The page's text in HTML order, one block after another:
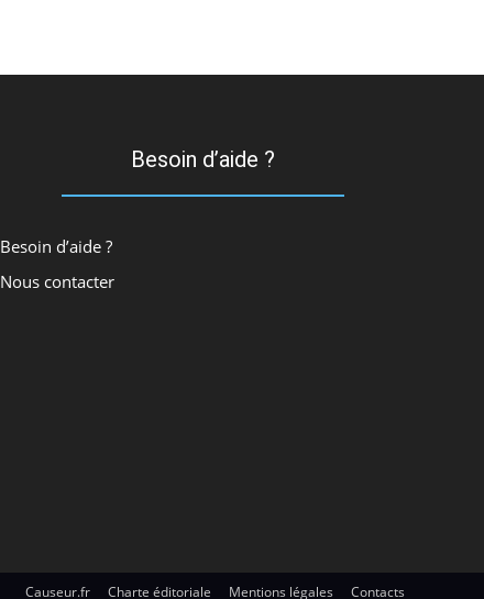
Besoin d’aide ?
Besoin d’aide ?
Nous contacter
Causeur.fr Charte éditoriale Mentions légales Contacts